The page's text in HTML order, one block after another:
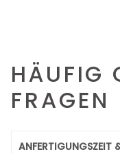
HÄUFIG
FRAGEN
ANFERTIGUNGSZEIT